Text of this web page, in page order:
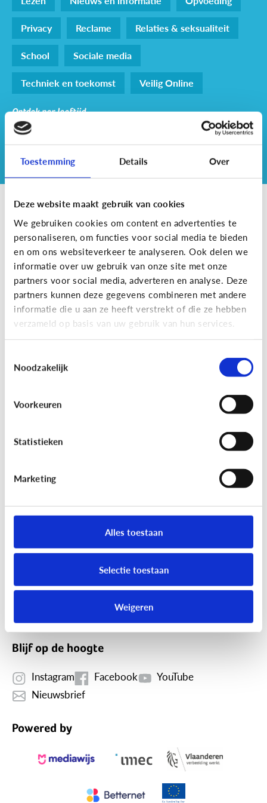
Toestemming Details Over
Deze website maakt gebruik van cookies
We gebruiken cookies om content en advertenties te
personaliseren, om functies voor social media te bieden
en om ons websiteverkeer te analyseren. Ook delen we
informatie over uw gebruik van onze site met onze
partners voor social media, adverteren en analyse. Deze
partners kunnen deze gegevens combineren met andere
informatie die u aan ze heeft verstrekt of die ze hebben
verzameld op basis van uw gebruik van hun services.
Noodzakelijk
Voorkeuren
Statistieken
Marketing
Alles toestaan
Selectie toestaan
Weigeren
Privacy
Reclame
Relaties & seksualiteit
School
Sociale media
Techniek en toekomst
Veilig Online
Ontdek per leeftijd
Alle leeftijden
7 - 9j
10 - 12j
16 - 18j
lichaam
Relaties & seksualiteit
Hoe zorg ik ervoor dat mijn kind
een positief lichaamsbeeld heeft?
ouders terecht kunnen voor een antwoord op hun
vragen over de digitale wereld van hun kind.
Meer over
Blijf op de hoogte
Instagram Facebook
YouTube
Nieuwsbrief
Powered by